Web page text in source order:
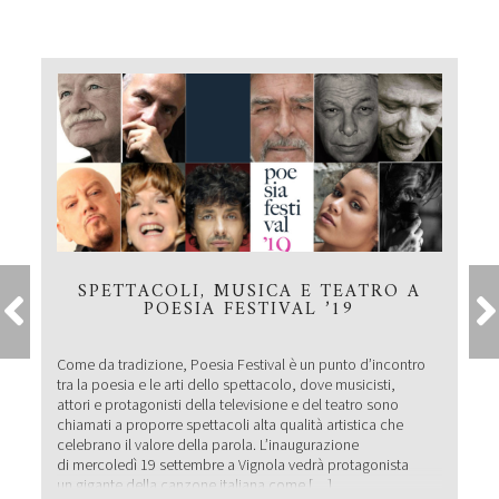
SPETTACOLI, MUSICA E TEATRO A
POESIA FESTIVAL ’19
Come da tradizione, Poesia Festival è un punto d’incontro
tra la poesia e le arti dello spettacolo, dove musicisti,
attori e protagonisti della televisione e del teatro sono
chiamati a proporre spettacoli alta qualità artistica che
celebrano il valore della parola. L’inaugurazione
di mercoledì 19 settembre a Vignola vedrà protagonista
un gigante della canzone italiana come […]